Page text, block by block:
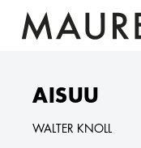
AISUU
WALTER KNOLL